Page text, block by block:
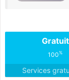
Gratuit
100%
Services